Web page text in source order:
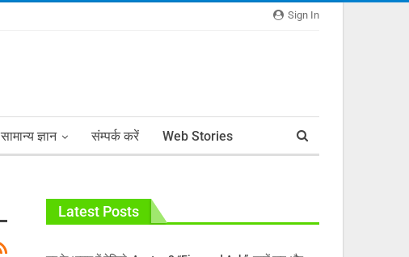
Sign In
सामान्य ज्ञान संम्पर्क करें Web Stories
Latest Posts